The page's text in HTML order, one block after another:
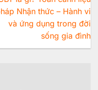
Nhận thức – Hành vi
và ứng dụng trong đời
sống gia đình